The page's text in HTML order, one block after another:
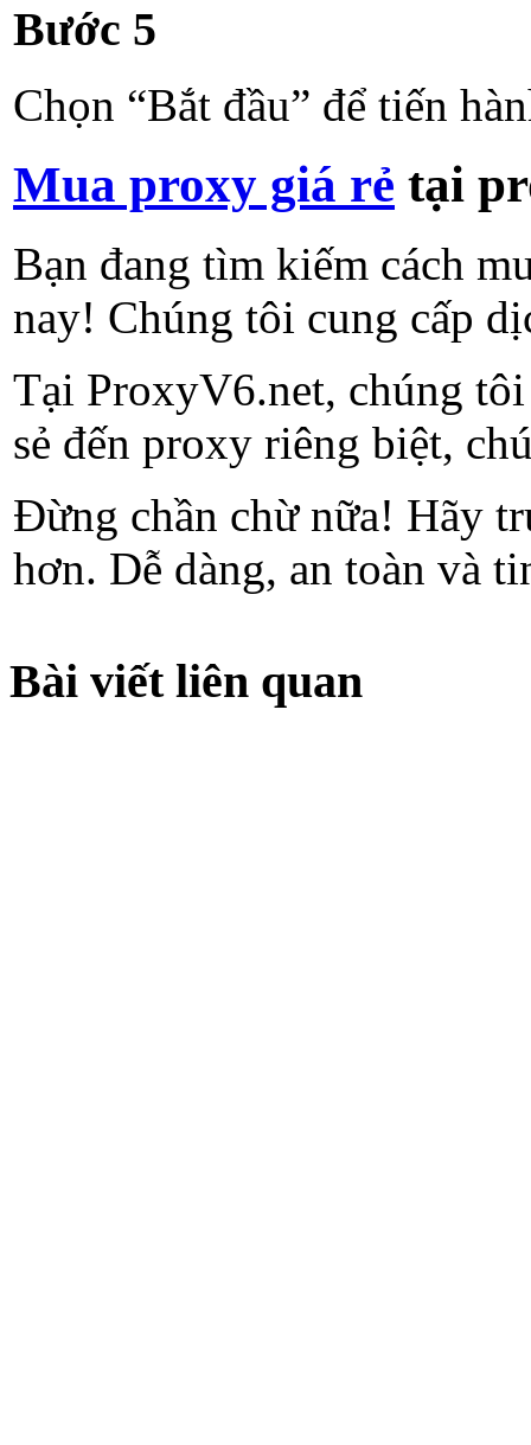
Bước 5
Chọn “Bắt đầu” để tiến
Mua proxy giá rẻ tại
Bạn đang tìm kiếm cách
nay! Chúng tôi cung cấp
Tại ProxyV6.net, chúng
sẻ đến proxy riêng biệt,
Đừng chần chừ nữa! Hãy
hơn. Dễ dàng, an toàn và
Bài viết liên quan